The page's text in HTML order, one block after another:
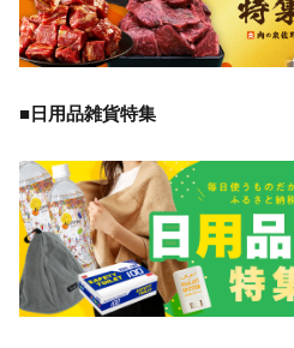
■日用品雑貨特集